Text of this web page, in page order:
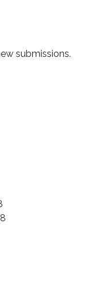
submissions.